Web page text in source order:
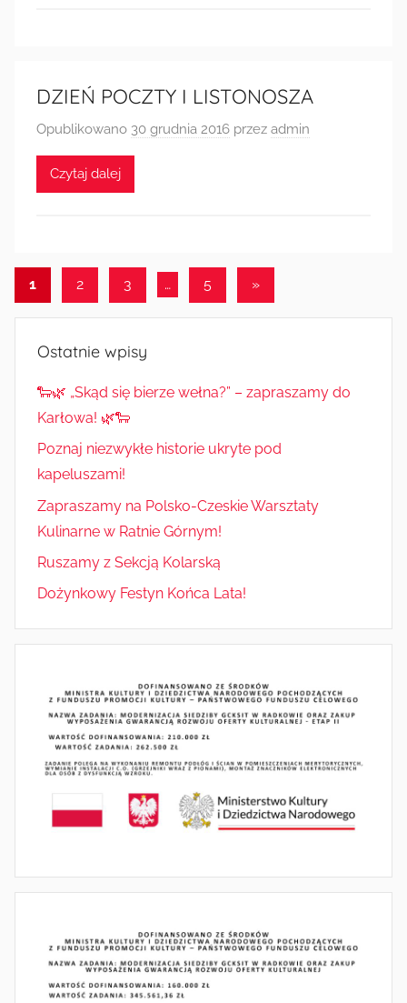
DZIEŃ POCZTY I LISTONOSZA
Opublikowano 30 grudnia 2016 przez admin
Czytaj dalej
Stronicowanie
wpisów
1 2 3 … 5
Następne
»
Ostatnie wpisy
🐑🌿 „Skąd się bierze wełna?” – zapraszamy do
Karłowa! 🌿🐑
Poznaj niezwykłe historie ukryte pod
kapeluszami!
Zapraszamy na Polsko-Czeskie Warsztaty
Kulinarne w Ratnie Górnym!
Ruszamy z Sekcją Kolarską
Dożynkowy Festyn Końca Lata!